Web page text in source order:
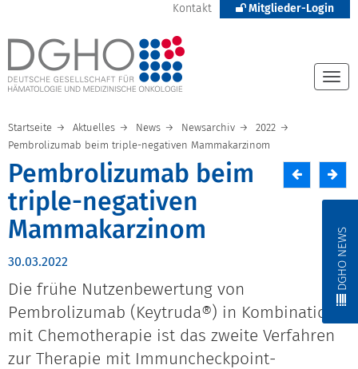
Kontakt Mitglieder-Login
DGHO NEWS
Startseite Aktuelles News Newsarchiv
2022
Pembrolizumab beim triple-negativen Mammakarzinom
Pembrolizumab beim
triple-negativen
Mammakarzinom
30.03.2022
Die frühe Nutzenbewertung von
Pembrolizumab (Keytruda®) in Kombination
mit Chemotherapie ist das zweite Verfahren
zur Therapie mit Immuncheckpoint-